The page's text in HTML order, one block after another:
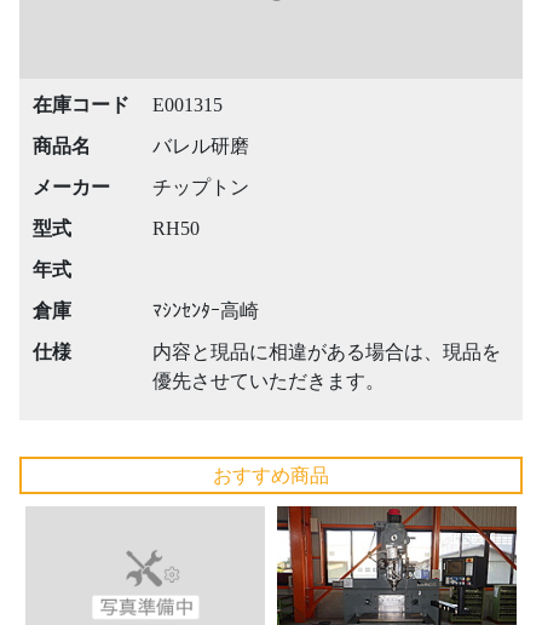
在庫コード
E001315
商品名
バレル研磨
メーカー
チップトン
型式
RH50
年式
倉庫
ﾏｼﾝｾﾝﾀｰ高崎
仕様
内容と現品に相違がある場合は、現品を
優先させていただきます。
おすすめ商品